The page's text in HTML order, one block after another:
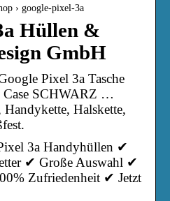
› google-pixel-3a
Hüllen &
GmbH
Pixel 3a Tasche
Case SCHWARZ …
Halskette,
3a Handyhüllen ✔
✔ Große Auswahl ✔
Zufriedenheit ✔ Jetzt